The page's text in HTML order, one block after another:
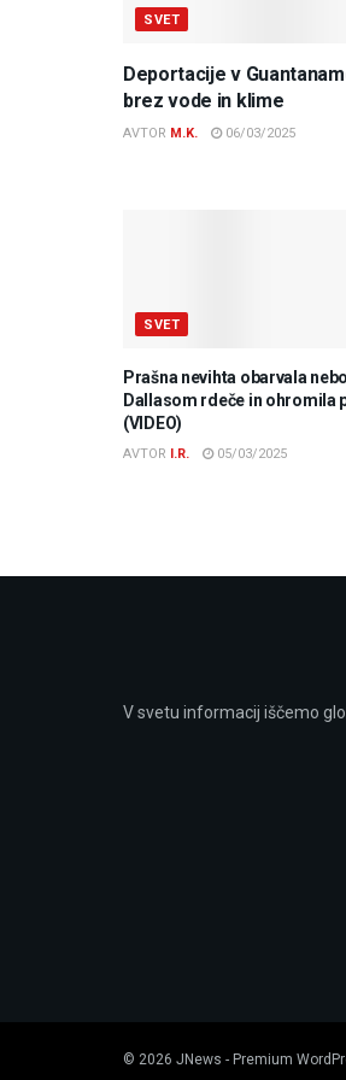
SVET
Deportacije v
brez vode in klime
AVTOR M.K. 06/03/2025
SVET
Prašna nevihta obarvala
Dallasom rdeče in ohromila
(VIDEO)
AVTOR I.R. 05/03/2025
V svetu informacij iščemo
© 2026 JNews - Premium